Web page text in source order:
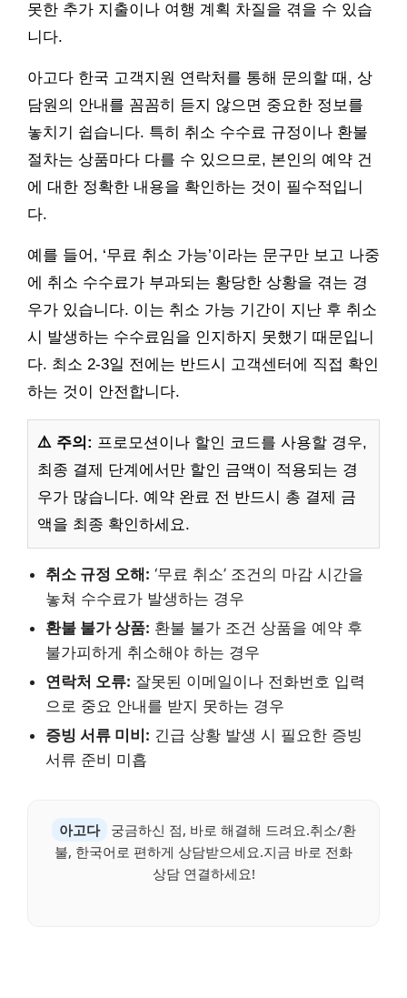
못한 추가 지출이나 여행 계획 차질을 겪을 수 있습
니다.
아고다 한국 고객지원 연락처를 통해 문의할 때, 상
담원의 안내를 꼼꼼히 듣지 않으면 중요한 정보를
놓치기 쉽습니다. 특히 취소 수수료 규정이나 환불
절차는 상품마다 다를 수 있으므로, 본인의 예약 건
에 대한 정확한 내용을 확인하는 것이 필수적입니
다.
예를 들어, ‘무료 취소 가능’이라는 문구만 보고 나중
에 취소 수수료가 부과되는 황당한 상황을 겪는 경
우가 있습니다. 이는 취소 가능 기간이 지난 후 취소
시 발생하는 수수료임을 인지하지 못했기 때문입니
다. 최소 2-3일 전에는 반드시 고객센터에 직접 확인
하는 것이 안전합니다.
⚠️ 주의: 프로모션이나 할인 코드를 사용할 경우,
최종 결제 단계에서만 할인 금액이 적용되는 경
우가 많습니다. 예약 완료 전 반드시 총 결제 금
액을 최종 확인하세요.
취소 규정 오해: ‘무료 취소’ 조건의 마감 시간을
놓쳐 수수료가 발생하는 경우
환불 불가 상품: 환불 불가 조건 상품을 예약 후
불가피하게 취소해야 하는 경우
연락처 오류: 잘못된 이메일이나 전화번호 입력
으로 중요 안내를 받지 못하는 경우
증빙 서류 미비: 긴급 상황 발생 시 필요한 증빙
서류 준비 미흡
아고다
궁금하신 점, 바로 해결해 드려요.취소/환
불, 한국어로 편하게 상담받으세요.지금 바로 전화
상담 연결하세요!